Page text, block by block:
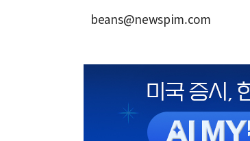
beans@newspim.com